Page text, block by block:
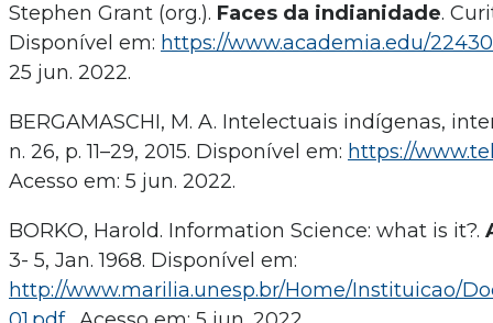
Stephen Grant (org.). Faces da indianidade.
Disponível em: https://www.academia.edu/
25 jun. 2022.
BERGAMASCHI, M. A. Intelectuais indígenas,
n. 26, p. 11–29, 2015. Disponível em: https://
Acesso em: 5 jun. 2022.
BORKO, Harold. Information Science: what is it?.
3- 5, Jan. 1968. Disponível em:
http://www.marilia.unesp.br/Home/Instituicao/